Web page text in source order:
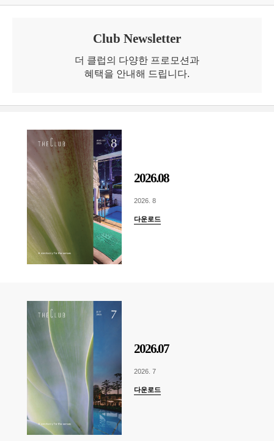
Club Newsletter
더 클럽의 다양한 프로모션과
혜택을 안내해 드립니다.
2026.08
2026. 8
다운로드
2026.07
2026. 7
다운로드